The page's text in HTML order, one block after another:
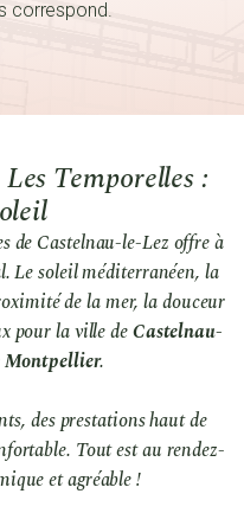
correspond.
Temporelles :
de Castelnau-le-Lez offre à
Le soleil méditerranéen, la
de la mer, la douceur
pour la ville deCastelnau-
Montpellier.
des prestations haut de
Tout est au rendez-
et agréable !